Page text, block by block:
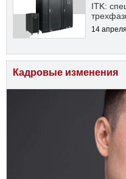
ITK:
14
Кадровые изменения